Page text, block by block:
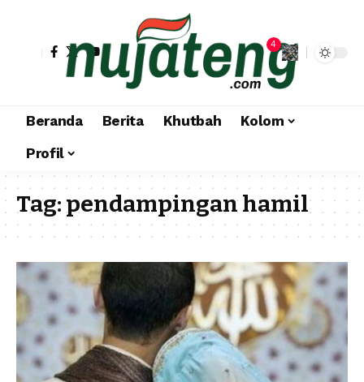
4
Beranda Berita Khutbah
Kolom
Profil
Tag:pendampingan hamil